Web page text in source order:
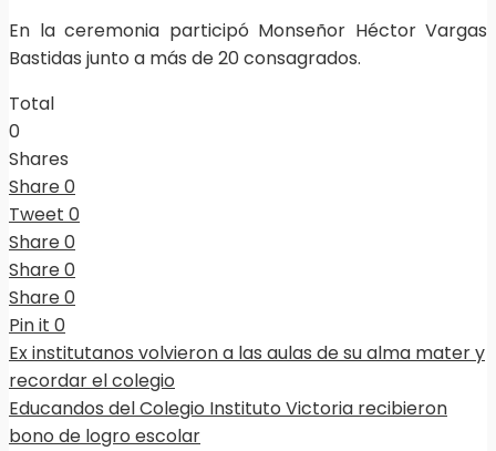
En la ceremonia participó Monseñor Héctor Vargas
Bastidas junto a más de 20 consagrados.
Total
0
Shares
Share0
Tweet 0
Share0
Share0
Share0
Pin it 0
Ex institutanos volvieron a las aulas de su alma mater y
recordar el colegio
Educandos del Colegio Instituto Victoria recibieron
bono de logro escolar